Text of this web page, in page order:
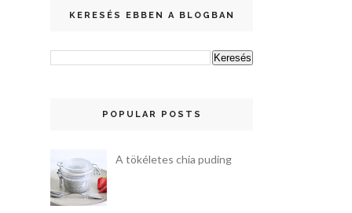
KERESÉS EBBEN A BLOGBAN
POPULAR POSTS
A tökéletes chia puding